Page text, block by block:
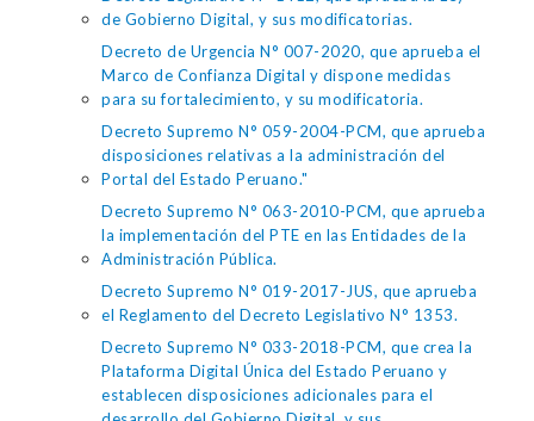
de Gobierno Digital, y sus modificatorias.
Decreto de Urgencia N° 007-2020, que aprueba el
Marco de Confianza Digital y dispone medidas
para su fortalecimiento, y su modificatoria.
Decreto Supremo N° 059-2004-PCM, que aprueba
disposiciones relativas a la administración del
Portal del Estado Peruano."
Decreto Supremo N° 063-2010-PCM, que aprueba
la implementación del PTE en las Entidades de la
Administración Pública.
Decreto Supremo N° 019-2017-JUS, que aprueba
el Reglamento del Decreto Legislativo N° 1353.
Decreto Supremo N° 033-2018-PCM, que crea la
Plataforma Digital Única del Estado Peruano y
establecen disposiciones adicionales para el